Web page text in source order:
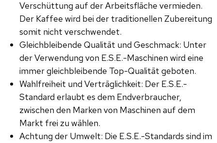
Verschüttung auf der Arbeitsfläche vermieden.
Der Kaffee wird bei der traditionellen Zubereitung
somit nicht verschwendet.
Gleichbleibende Qualität und Geschmack: Unter
der Verwendung von E.S.E.-Maschinen wird eine
immer gleichbleibende Top-Qualität geboten.
Wahlfreiheit und Verträglichkeit: Der E.S.E.-
Standard erlaubt es dem Endverbraucher,
zwischen den Marken von Maschinen auf dem
Markt frei zu wählen.
Achtung der Umwelt: Die E.S.E.-Standards sind im